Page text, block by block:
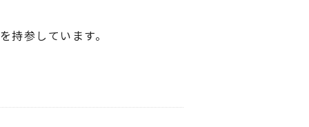
参しています。